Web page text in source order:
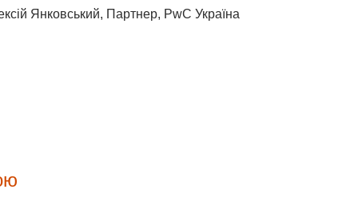
Янковський, Партнер, PwC Україна